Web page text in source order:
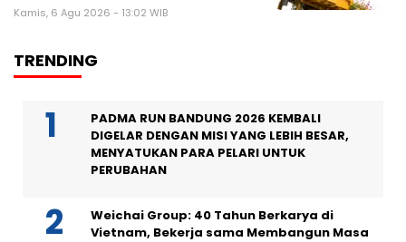
Kamis, 6 Agu 2026 - 13:02 WIB
TRENDING
PADMA RUN BANDUNG 2026 KEMBALI
DIGELAR DENGAN MISI YANG LEBIH BESAR,
MENYATUKAN PARA PELARI UNTUK
PERUBAHAN
Weichai Group: 40 Tahun Berkarya di
Vietnam, Bekerja sama Membangun Masa